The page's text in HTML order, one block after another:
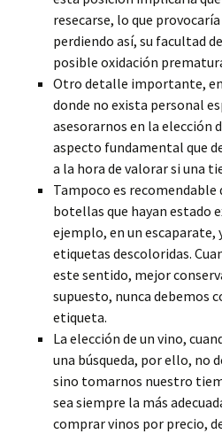
resecarse, lo que
perdiendo así, su facultad
posible oxidación
Otro detalle importante,
donde no exista personal
asesorarnos en la elección
aspecto fundamental que
a la hora de valorar si una
Tampoco es recomendable
botellas que hayan estado
ejemplo, en un escaparate,
etiquetas descoloridas.
este sentido, mejor
supuesto, nunca debemos
etiqueta.
La elección de un vino,
una búsqueda, por ello, no
sino tomarnos nuestro
sea siempre la más
comprar vinos por precio,